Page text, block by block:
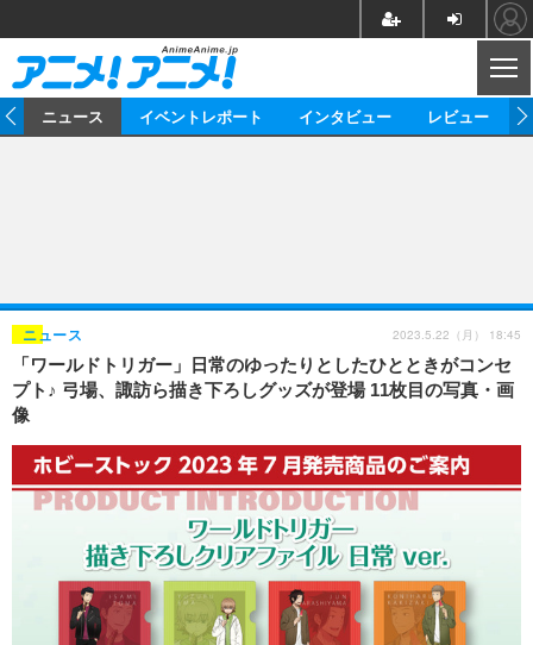
ゲーム グッズ
海外イベント ビジネス
俳優・タレント アーティスト
アニメ 実写
ゲーム 座談会
動画
アニメ！アニメ！TV ABEMA Cafe
ニュース イベントレポート インタビュー レビュー
「ワールドトリガー」日常のゆったりとしたひとときがコンセ
プト♪ 弓場、諏訪ら描き下ろしグッズが登場 11枚目の写真・画
像
ニュース 2023.5.22（月） 18:45